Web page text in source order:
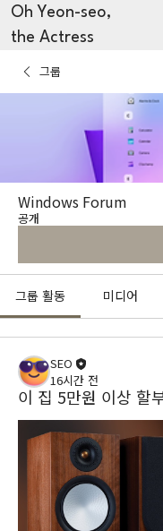
Oh Yeon-seo,
the Actress
그룹
Windows Forum
공개
그룹 활동 미디어
SEO
16시간 전
이 집 5만원 이상 할